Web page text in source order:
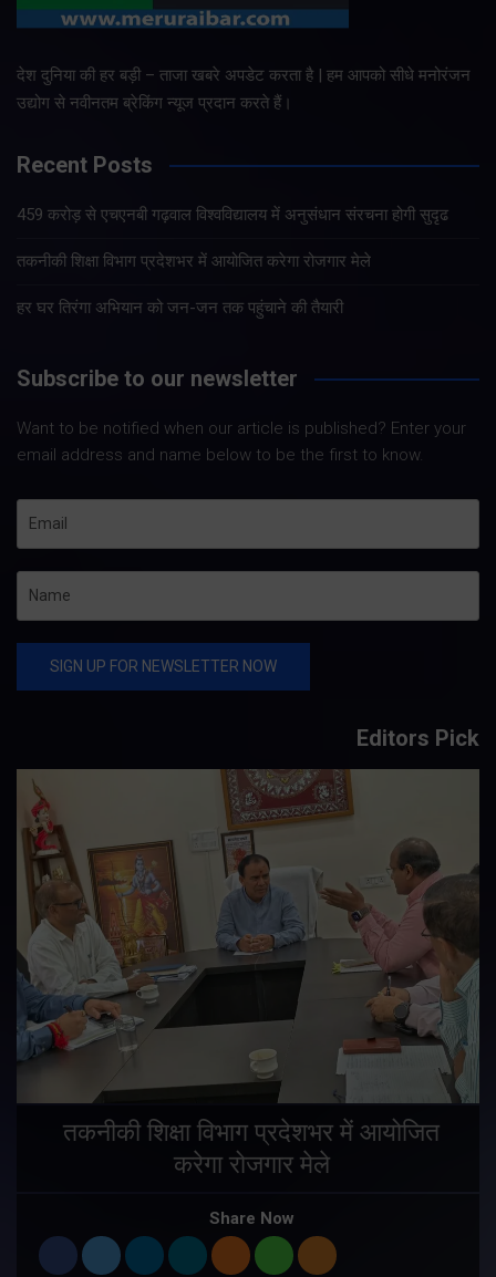
देश दुनिया की हर बड़ी – ताजा खबरे अपडेट करता है | हम आपको सीधे मनोरंजन
उद्योग से नवीनतम ब्रेकिंग न्यूज प्रदान करते हैं।
Recent Posts
459 करोड़ से एचएनबी गढ़वाल विश्वविद्यालय में अनुसंधान संरचना होगी सुदृढ
तकनीकी शिक्षा विभाग प्रदेशभर में आयोजित करेगा रोजगार मेले
हर घर तिरंगा अभियान को जन-जन तक पहुंचाने की तैयारी
Subscribe to our newsletter
Want to be notified when our article is published? Enter your
email address and name below to be the first to know.
Editors Pick
तकनीकी शिक्षा विभाग प्रदेशभर में आयोजित
करेगा रोजगार मेले
Share Now